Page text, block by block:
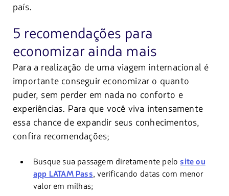
país.
5 recomendações para
economizar ainda mais
Para a realização de uma viagem internacional é
importante conseguir economizar o quanto
puder, sem perder em nada no conforto e
experiências. Para que você viva intensamente
essa chance de expandir seus conhecimentos,
confira recomendações;
Busque sua passagem diretamente pelosite ou
app LATAM Pass, verificando datas com menor
valor em milhas;